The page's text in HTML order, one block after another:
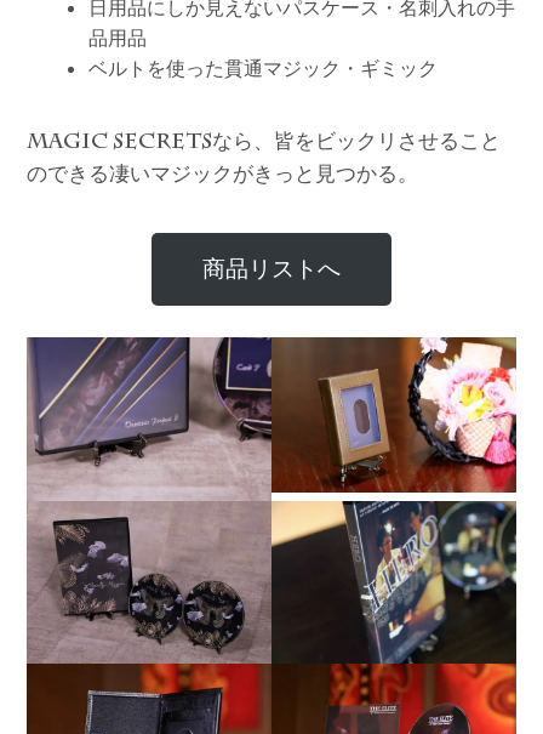
日用品にしか見えないパスケース・名刺入れの手
品用品
ベルトを使った貫通マジック・ギミック
MAGIC SECRETSなら、皆をビックリさせること
のできる凄いマジックがきっと見つかる。
商品リストへ